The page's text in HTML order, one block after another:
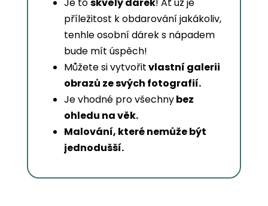
Je toskvělý dárek! Ať už je
příležitost k obdarování jakákoliv,
tenhle osobní dárek s nápadem
bude mít úspěch!
Můžete si vytvořitvlastní galerii
obrazů ze svých fotografií.
Je vhodné pro všechnybez
ohledu na věk.
Malování, které nemůže být
jednodušší.